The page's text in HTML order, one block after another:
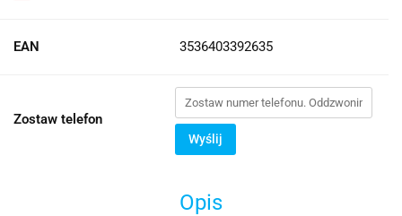
EAN 3536403392635
Zostaw telefon
Wyślij
Opis